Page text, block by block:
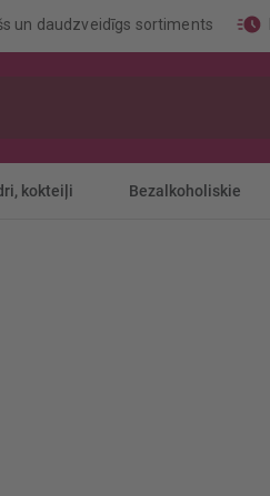
un daudzveidīgs sortiments
kokteiļi Bezalkoholiskie